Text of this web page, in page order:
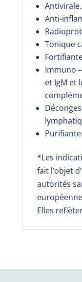
Antivirale.
Anti-
Tonique
Immuno
et IgM et
Purifiante.
*Les
fait l’objet
autorités
Elles